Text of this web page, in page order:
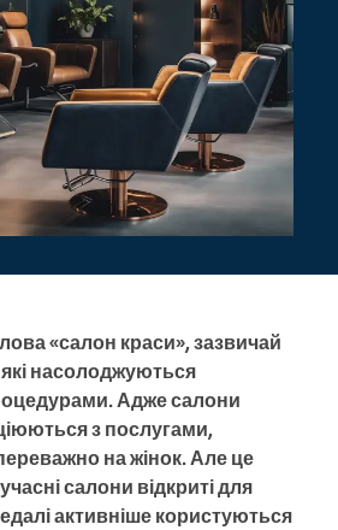
«салон краси», зазвичай
насолоджуються
Адже салони
з послугами,
на жінок. Але це
салони відкриті для
активніше користуються